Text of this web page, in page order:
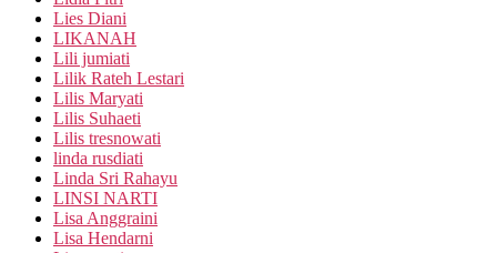
Lies Diani
LIKANAH
Lili jumiati
Lilik Rateh Lestari
Lilis Maryati
Lilis Suhaeti
Lilis tresnowati
linda rusdiati
Linda Sri Rahayu
LINSI NARTI
Lisa Anggraini
Lisa Hendarni